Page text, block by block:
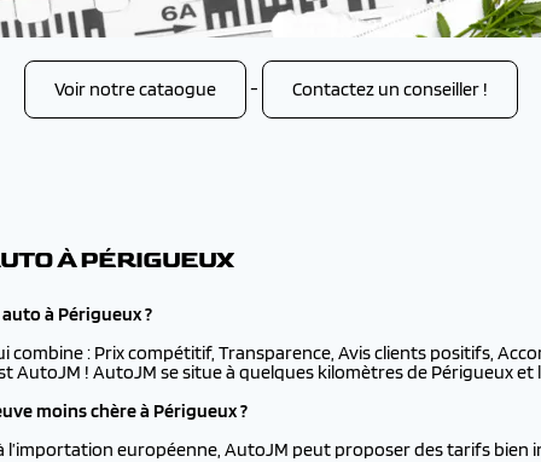
Voir notre cataogue - Contactez un conseiller !
À PÉRIGUEUX
à Périgueux ?
combine : Prix compétitif, Transparence, Avis clients positifs,
AutoJM ! AutoJM se situe à quelques kilomètres de Périgueux et
moins chère à Périgueux ?
l’importation européenne, AutoJM peut proposer des tarifs bien